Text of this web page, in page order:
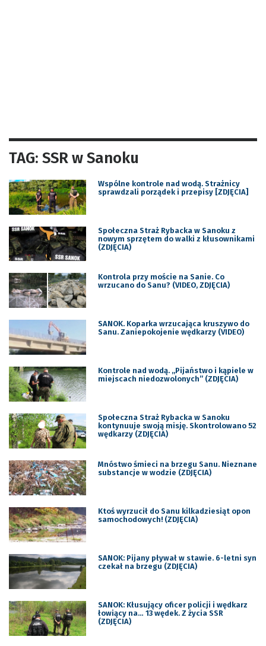
TAG: SSR w Sanoku
Wspólne kontrole nad wodą. Strażnicy
sprawdzali porządek i przepisy [ZDJĘCIA]
Społeczna Straż Rybacka w Sanoku z
nowym sprzętem do walki z kłusownikami
(ZDJĘCIA)
Kontrola przy moście na Sanie. Co
wrzucano do Sanu? (VIDEO, ZDJĘCIA)
SANOK. Koparka wrzucająca kruszywo do
Sanu. Zaniepokojenie wędkarzy (VIDEO)
Kontrole nad wodą. „Pijaństwo i kąpiele w
miejscach niedozwolonych” (ZDJĘCIA)
Społeczna Straż Rybacka w Sanoku
kontynuuje swoją misję. Skontrolowano 52
wędkarzy (ZDJĘCIA)
Mnóstwo śmieci na brzegu Sanu. Nieznane
substancje w wodzie (ZDJĘCIA)
Ktoś wyrzucił do Sanu kilkadziesiąt opon
samochodowych! (ZDJĘCIA)
SANOK: Pijany pływał w stawie. 6-letni syn
czekał na brzegu (ZDJĘCIA)
SANOK: Kłusujący oficer policji i wędkarz
łowiący na… 13 wędek. Z życia SSR
(ZDJĘCIA)